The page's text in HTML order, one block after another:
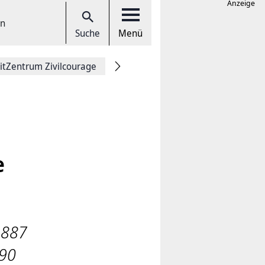
Suche Menü
Zivilcourage
Anzeige